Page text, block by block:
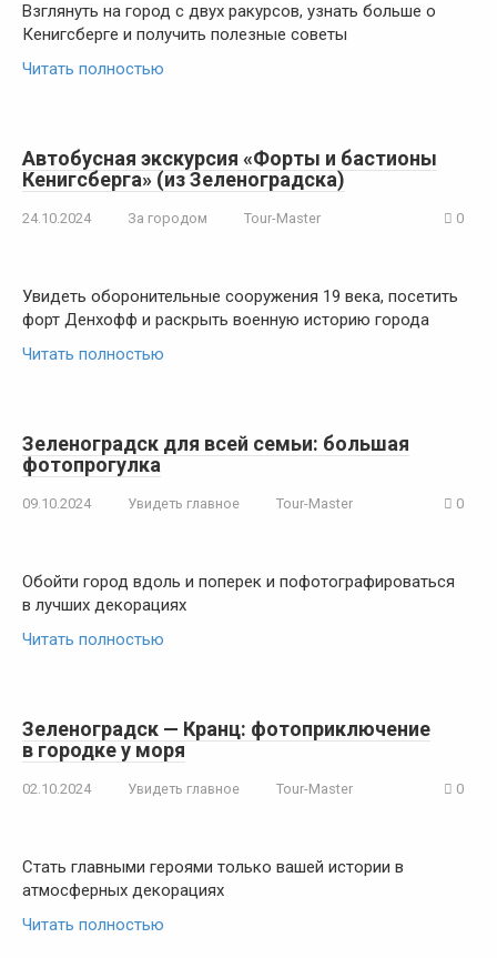
Взглянуть на город с двух ракурсов, узнать больше о
Кенигсберге и получить полезные советы
Читать полностью
Автобусная экскурсия «Форты и бастионы
Кенигсберга» (из Зеленоградска)
24.10.2024 За городом Tour-Master 0
Увидеть оборонительные сооружения 19 века, посетить
форт Денхофф и раскрыть военную историю города
Читать полностью
Зеленоградск для всей семьи: большая
фотопрогулка
09.10.2024 Увидеть главное Tour-Master 0
Обойти город вдоль и поперек и пофотографироваться
в лучших декорациях
Читать полностью
Зеленоградск — Кранц: фотоприключение
в городке у моря
02.10.2024 Увидеть главное Tour-Master 0
Стать главными героями только вашей истории в
атмосферных декорациях
Читать полностью